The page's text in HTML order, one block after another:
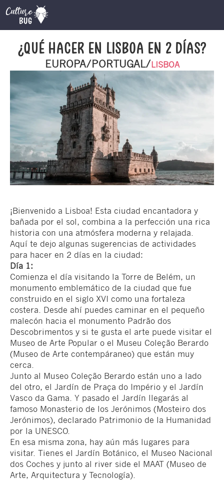
¿QUÉ HACER EN LISBOA EN 2 DÍAS?
EUROPA/PORTUGAL/LISBOA
¡Bienvenido a Lisboa! Esta ciudad encantadora y
bañada por el sol, combina a la perfección una rica
historia con una atmósfera moderna y relajada.
Aquí te dejo algunas sugerencias de actividades
para hacer en 2 días en la ciudad:
Día 1:
Comienza el día visitando la Torre de Belém, un
monumento emblemático de la ciudad que fue
construido en el siglo XVI como una fortaleza
costera. Desde ahí puedes caminar en el pequeño
malecón hacia el monumento Padrão dos
Descobrimentos y si te gusta el arte puede visitar el
Museo de Arte Popular o el Museu Coleção Berardo
(Museo de Arte contempáraneo) que están muy
cerca.
Junto al Museo Coleção Berardo están uno a lado
del otro, el Jardín de Praça do Império y el Jardín
Vasco da Gama. Y pasado el Jardín llegarás al
famoso Monasterio de los Jerónimos (Mosteiro dos
Jerónimos), declarado Patrimonio de la Humanidad
por la UNESCO.
En esa misma zona, hay aún más lugares para
visitar. Tienes el Jardín Botánico, el Museo Nacional
dos Coches y junto al river side el MAAT (Museo de
Arte, Arquitectura y Tecnología).